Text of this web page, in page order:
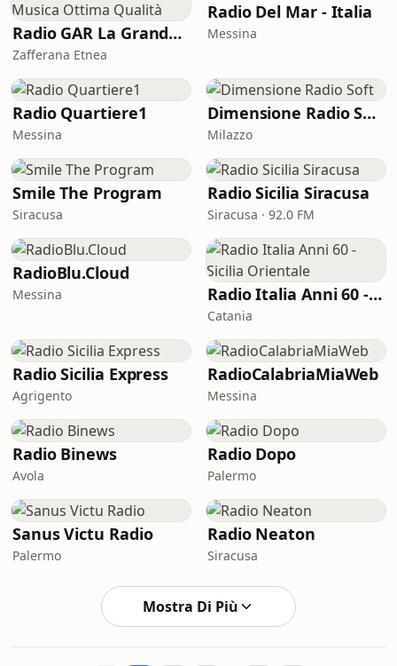
Radio GAR La Grande Musica Ottima Qualità
Zafferana Etnea
Radio Del Mar - Italia
Messina
Radio Quartiere1
Messina
Dimensione Radio Soft
Milazzo
Smile The Program
Siracusa
Radio Sicilia Siracusa
Siracusa · 92.0 FM
RadioBlu.Cloud
Messina Radio Italia Anni 60 - Sicilia Orientale
Catania
Radio Sicilia Express
Agrigento
RadioCalabriaMiaWeb
Messina
Radio Binews
Avola
Radio Dopo
Palermo
Sanus Victu Radio
Palermo
Radio Neaton
Siracusa
Mostra Di Più